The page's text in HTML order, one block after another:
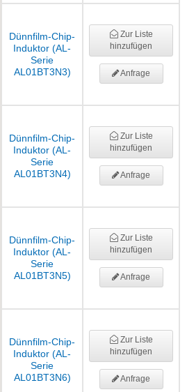
Dünnfilm-Chip-
Induktor (AL-
Serie
AL01BT3N3)
Zur Liste
hinzufügen
Anfrage
Dünnfilm-Chip-
Induktor (AL-
Serie
AL01BT3N4)
Zur Liste
hinzufügen
Anfrage
Dünnfilm-Chip-
Induktor (AL-
Serie
AL01BT3N5)
Zur Liste
hinzufügen
Anfrage
Dünnfilm-Chip-
Induktor (AL-
Serie
AL01BT3N6)
Zur Liste
hinzufügen
Anfrage